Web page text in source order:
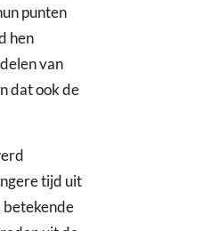
punten
hen
van
dat ook de
tijd uit
betekende